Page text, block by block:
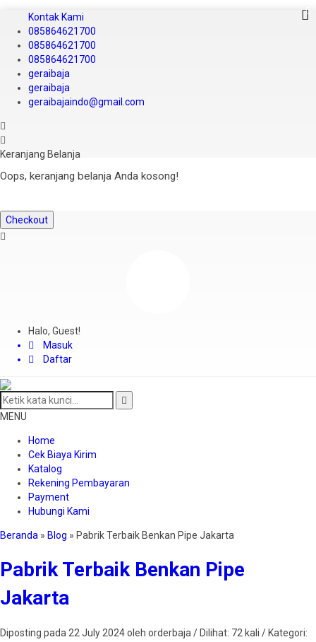
Kontak Kami
085864621700
085864621700
085864621700
geraibaja
geraibaja
geraibajaindo@gmail.com
Keranjang Belanja
Oops, keranjang belanja Anda kosong!
Checkout
Halo, Guest!
Masuk
Daftar
MENU
Home
Cek Biaya Kirim
Katalog
Rekening Pembayaran
Payment
Hubungi Kami
Beranda » Blog » Pabrik Terbaik Benkan Pipe Jakarta
Pabrik Terbaik Benkan Pipe
Jakarta
Diposting pada 22 July 2024 oleh orderbaja / Dilihat: 72 kali / Kategori: